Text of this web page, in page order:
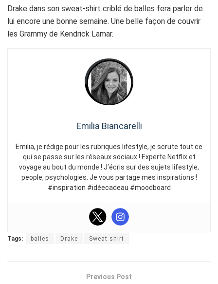
Drake dans son sweat-shirt criblé de balles fera parler de
lui encore une bonne semaine. Une belle façon de couvrir
les Grammy de Kendrick Lamar.
Emilia Biancarelli
Emilia, je rédige pour les rubriques lifestyle, je scrute tout ce
qui se passe sur les réseaux sociaux ! Experte Netflix et
voyage au bout du monde ! J’écris sur des sujets lifestyle,
people, psychologies. Je vous partage mes inspirations !
#inspiration #idéecadeau #moodboard
Tags: balles Drake Sweat-shirt
Previous Post